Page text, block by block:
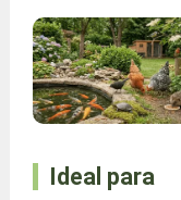
Ideal para